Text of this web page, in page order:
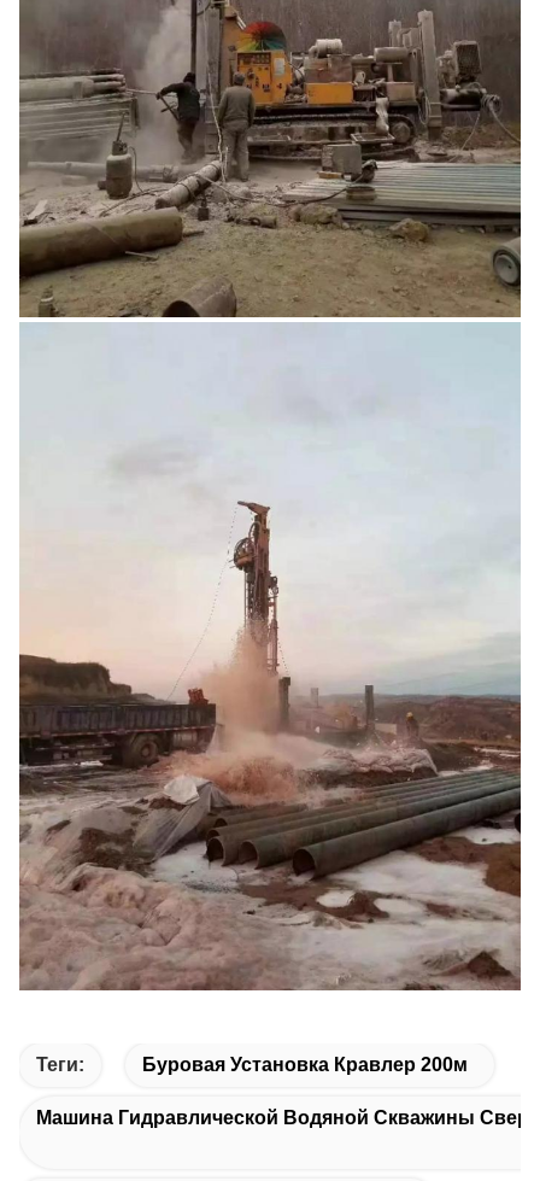
Теги: Буровая Установка Кравлер 200м
Машина Гидравлической Водяной Скважины